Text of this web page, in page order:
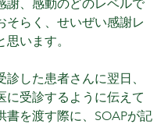
謝、感動のどのレベルで
そらく、せいぜい感謝レ
います。
診した患者さんに翌日、
に受診するように伝えて
書を渡す際に、SOAPが記